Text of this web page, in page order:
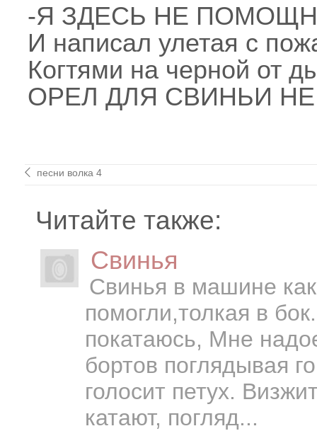
-Я ЗДЕСЬ НЕ
И написал улетая с
Когтями на черной от
ОРЕЛ ДЛЯ СВИНЬИ
песни волка 4
Читайте также:
Свинья
Свинья в машине
помогли,толкая в
покатаюсь, Мне
бортов поглядывая
голосит петух.
катают, погляд...